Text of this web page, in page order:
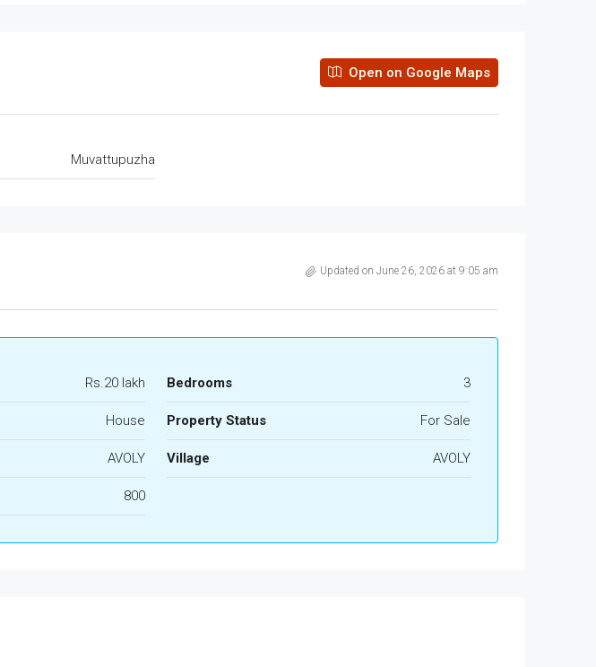
Open on Google Maps
Muvattupuzha
Updated on June 26, 2026 at 9:05 am
Rs.20 lakh Bedrooms 3
House Property Status For Sale
AVOLY Village AVOLY
800